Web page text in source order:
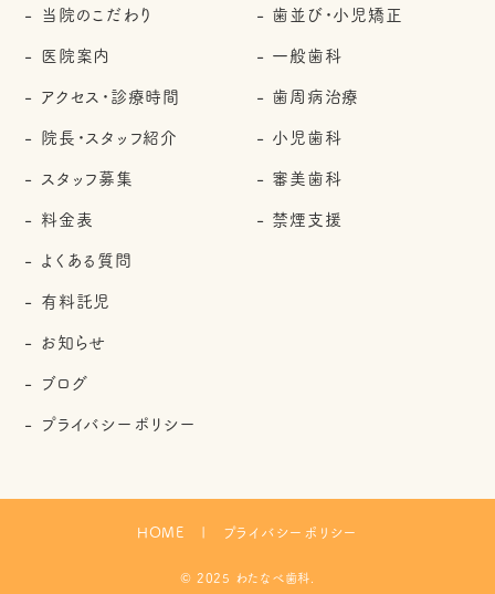
当院のこだわり
医院案内
アクセス・診療時間
院長・スタッフ紹介
スタッフ募集
料金表
よくある質問
有料託児
お知らせ
ブログ
プライバシーポリシー
歯並び・小児矯正
一般歯科
歯周病治療
小児歯科
審美歯科
禁煙支援
HOME プライバシーポリシー
© 2025 わたなべ歯科.